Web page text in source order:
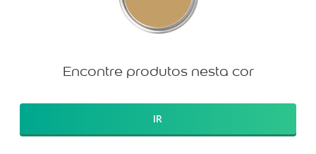
Encontre produtos nesta cor
IR